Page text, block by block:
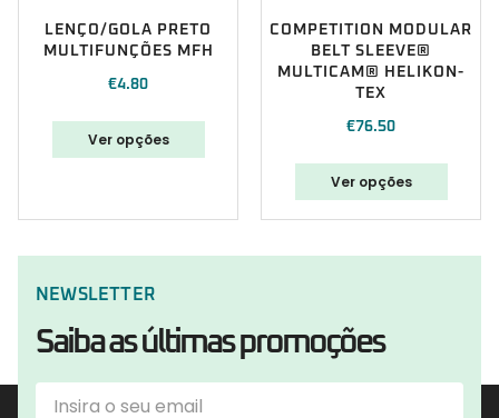
LENÇO/GOLA PRETO
MULTIFUNÇÕES MFH
€4.80
Ver opções
COMPETITION MODULAR
BELT SLEEVE®
MULTICAM® HELIKON-
TEX
€76.50
Ver opções
NEWSLETTER
Saiba as últimas promoções